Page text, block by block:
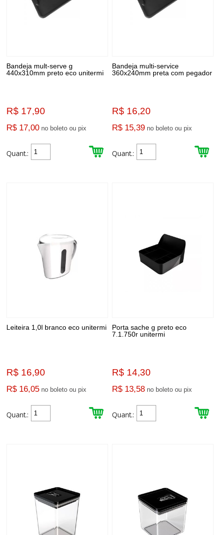
Bandeja mult-serve g
440x310mm preto eco unitermi
R$ 17,90
R$ 17,00 no boleto ou pix
Quant.:
Bandeja multi-service
360x240mm preta com pegador
R$ 16,20
R$ 15,39 no boleto ou pix
Quant.:
Leiteira 1,0l branco eco unitermi
R$ 16,90
R$ 16,05 no boleto ou pix
Quant.:
Porta sache g preto eco
7.1.750r unitermi
R$ 14,30
R$ 13,58 no boleto ou pix
Quant.: